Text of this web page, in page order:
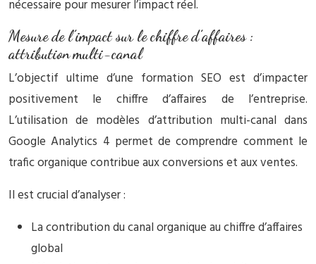
nécessaire pour mesurer l’impact réel.
Mesure de l’impact sur le chiffre d’affaires :
attribution multi-canal
L’objectif ultime d’une formation SEO est d’impacter
positivement le chiffre d’affaires de l’entreprise.
L’utilisation de modèles d’attribution multi-canal dans
Google Analytics 4 permet de comprendre comment le
trafic organique contribue aux conversions et aux ventes.
Il est crucial d’analyser :
La contribution du canal organique au chiffre d’affaires
global